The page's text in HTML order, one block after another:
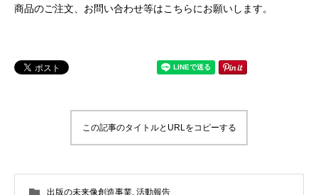
商品のご注文、お問い合わせ等はこちらにお願いします。
この記事のタイトルとURLをコピーする
出版の未来像創造事業, 活動報告